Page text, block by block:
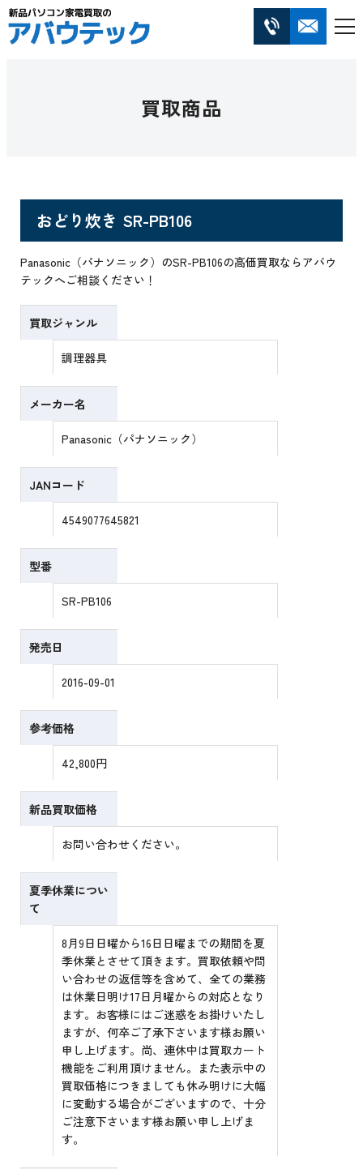
買取商品
おどり炊き SR-PB106
Panasonic（パナソニック）のSR-PB106の高価買取ならアバウ
テックへご相談ください！
買取ジャンル
調理器具
メーカー名
Panasonic（パナソニック）
JANコード
4549077645821
型番
SR-PB106
発売日
2016-09-01
参考価格
42,800円
新品買取価格
お問い合わせください。
夏季休業につい
て
8月9日日曜から16日日曜までの期間を夏
季休業とさせて頂きます。買取依頼や問
い合わせの返信等を含めて、全ての業務
は休業日明け17日月曜からの対応となり
ます。お客様にはご迷惑をお掛けいたし
ますが、何卒ご了承下さいます様お願い
申し上げます。尚、連休中は買取カート
機能をご利用頂けません。また表示中の
買取価格につきましても休み明けに大幅
に変動する場合がございますので、十分
ご注意下さいます様お願い申し上げま
す。